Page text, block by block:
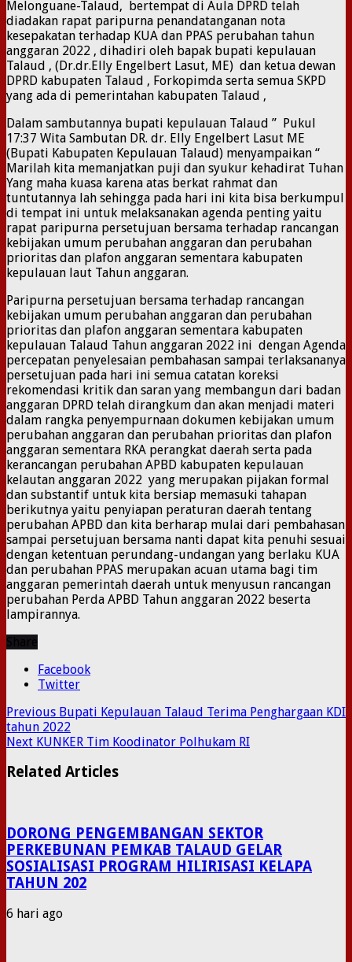
Melonguane-Talaud, bertempat di Aula DPRD telah
diadakan rapat paripurna penandatanganan nota
kesepakatan terhadap KUA dan PPAS perubahan tahun
anggaran 2022 , dihadiri oleh bapak bupati kepulauan
Talaud , (Dr.dr.Elly Engelbert Lasut, ME) dan ketua dewan
DPRD kabupaten Talaud , Forkopimda serta semua SKPD
yang ada di pemerintahan kabupaten Talaud ,
Dalam sambutannya bupati kepulauan Talaud ” Pukul
17:37 Wita Sambutan DR. dr. Elly Engelbert Lasut ME
(Bupati Kabupaten Kepulauan Talaud) menyampaikan “
Marilah kita memanjatkan puji dan syukur kehadirat Tuhan
Yang maha kuasa karena atas berkat rahmat dan
tuntutannya lah sehingga pada hari ini kita bisa berkumpul
di tempat ini untuk melaksanakan agenda penting yaitu
rapat paripurna persetujuan bersama terhadap rancangan
kebijakan umum perubahan anggaran dan perubahan
prioritas dan plafon anggaran sementara kabupaten
kepulauan laut Tahun anggaran.
Paripurna persetujuan bersama terhadap rancangan
kebijakan umum perubahan anggaran dan perubahan
prioritas dan plafon anggaran sementara kabupaten
kepulauan Talaud Tahun anggaran 2022 ini dengan Agenda
percepatan penyelesaian pembahasan sampai terlaksananya
persetujuan pada hari ini semua catatan koreksi
rekomendasi kritik dan saran yang membangun dari badan
anggaran DPRD telah dirangkum dan akan menjadi materi
dalam rangka penyempurnaan dokumen kebijakan umum
perubahan anggaran dan perubahan prioritas dan plafon
anggaran sementara RKA perangkat daerah serta pada
kerancangan perubahan APBD kabupaten kepulauan
kelautan anggaran 2022 yang merupakan pijakan formal
dan substantif untuk kita bersiap memasuki tahapan
berikutnya yaitu penyiapan peraturan daerah tentang
perubahan APBD dan kita berharap mulai dari pembahasan
sampai persetujuan bersama nanti dapat kita penuhi sesuai
dengan ketentuan perundang-undangan yang berlaku KUA
dan perubahan PPAS merupakan acuan utama bagi tim
anggaran pemerintah daerah untuk menyusun rancangan
perubahan Perda APBD Tahun anggaran 2022 beserta
lampirannya.
Facebook
Twitter
Previous Bupati Kepulauan Talaud Terima Penghargaan KDI
tahun 2022
Next KUNKER Tim Koodinator Polhukam RI
Related Articles
DORONG PENGEMBANGAN SEKTOR
PERKEBUNAN PEMKAB TALAUD GELAR
SOSIALISASI PROGRAM HILIRISASI KELAPA
TAHUN 202
6 hari ago